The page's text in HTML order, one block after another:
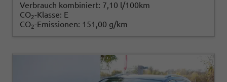
Verbrauch kombiniert: 7,10 l/100km
CO2-Klasse: E
CO2-Emissionen: 151,00 g/km